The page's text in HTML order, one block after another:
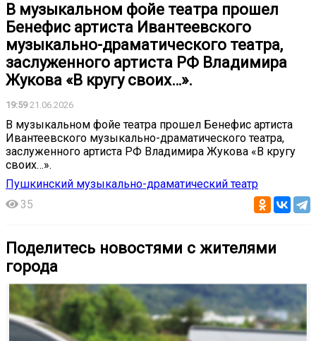
В музыкальном фойе театра прошел
Бенефис артиста Ивантеевского
музыкально-драматического театра,
заслуженного артиста РФ Владимира
Жукова «В кругу своих…».
19:5921.06.2026
В музыкальном фойе театра прошел Бенефис артиста
Ивантеевского музыкально-драматического театра,
заслуженного артиста РФ Владимира Жукова «В кругу
своих…».
Пушкинский музыкально-драматический театр
35
Поделитесь новостями с жителями
города